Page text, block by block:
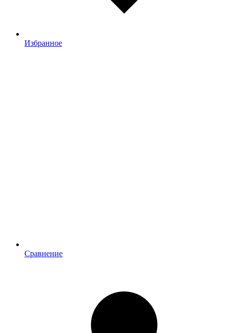
Избранное
Сравнение